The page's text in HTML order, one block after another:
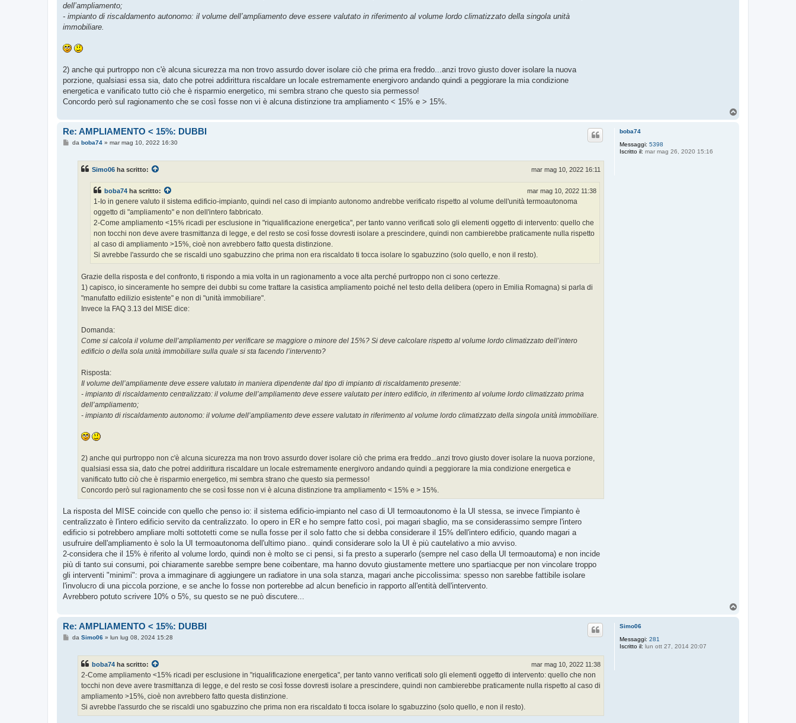
dell’ampliamento;
- impianto di riscaldamento autonomo: il volume dell’ampliamento deve essere valutato in riferimento al volume lordo climatizzato della singola unità
immobiliare.
2) anche qui purtroppo non c'è alcuna sicurezza ma non trovo assurdo dover isolare ciò che prima era freddo...anzi trovo giusto dover isolare la nuova
porzione, qualsiasi essa sia, dato che potrei addirittura riscaldare un locale estremamente energivoro andando quindi a peggiorare la mia condizione
energetica e vanificato tutto ciò che è risparmio energetico, mi sembra strano che questo sia permesso!
Concordo però sul ragionamento che se così fosse non vi è alcuna distinzione tra ampliamento < 15% e > 15%.
boba74
Messaggi: 5398
Iscritto il: mar mag 26, 2020 15:16
Re: AMPLIAMENTO < 15%: DUBBI
Mda boba74» mar mag 10, 2022 16:30
Simo06 ha scritto: mar mag 10, 2022 16:11
boba74 ha scritto: mar mag 10, 2022 11:38
1-Io in genere valuto il sistema edificio-impianto, quindi nel caso di impianto autonomo andrebbe verificato rispetto al volume dell'unità termoautonoma
oggetto di "ampliamento" e non dell'intero fabbricato.
2-Come ampliamento <15% ricadi per esclusione in "riqualificazione energetica", per tanto vanno verificati solo gli elementi oggetto di intervento: quello che
non tocchi non deve avere trasmittanza di legge, e del resto se così fosse dovresti isolare a prescindere, quindi non cambierebbe praticamente nulla rispetto
al caso di ampliamento >15%, cioè non avrebbero fatto questa distinzione.
Si avrebbe l'assurdo che se riscaldi uno sgabuzzino che prima non era riscaldato ti tocca isolare lo sgabuzzino (solo quello, e non il resto).
Grazie della risposta e del confronto, ti rispondo a mia volta in un ragionamento a voce alta perché purtroppo non ci sono certezze.
1) capisco, io sinceramente ho sempre dei dubbi su come trattare la casistica ampliamento poiché nel testo della delibera (opero in Emilia Romagna) si parla di
"manufatto edilizio esistente" e non di "unità immobiliare".
Invece la FAQ 3.13 del MISE dice:
Domanda:
Come si calcola il volume dell’ampliamento per verificare se maggiore o minore del 15%? Si deve calcolare rispetto al volume lordo climatizzato dell’intero
edificio o della sola unità immobiliare sulla quale si sta facendo l’intervento?
Risposta:
Il volume dell’ampliamente deve essere valutato in maniera dipendente dal tipo di impianto di riscaldamento presente:
- impianto di riscaldamento centralizzato: il volume dell’ampliamento deve essere valutato per intero edificio, in riferimento al volume lordo climatizzato prima
dell’ampliamento;
- impianto di riscaldamento autonomo: il volume dell’ampliamento deve essere valutato in riferimento al volume lordo climatizzato della singola unità immobiliare.
2) anche qui purtroppo non c'è alcuna sicurezza ma non trovo assurdo dover isolare ciò che prima era freddo...anzi trovo giusto dover isolare la nuova porzione,
qualsiasi essa sia, dato che potrei addirittura riscaldare un locale estremamente energivoro andando quindi a peggiorare la mia condizione energetica e
vanificato tutto ciò che è risparmio energetico, mi sembra strano che questo sia permesso!
Concordo però sul ragionamento che se così fosse non vi è alcuna distinzione tra ampliamento < 15% e > 15%.
La risposta del MISE coincide con quello che penso io: il sistema edificio-impianto nel caso di UI termoautonomo è la UI stessa, se invece l'impianto è
centralizzato è l'intero edificio servito da centralizzato. Io opero in ER e ho sempre fatto così, poi magari sbaglio, ma se considerassimo sempre l'intero
edificio si potrebbero ampliare molti sottotetti come se nulla fosse per il solo fatto che si debba considerare il 15% dell'intero edificio, quando magari a
usufruire dell'ampliamento è solo la UI termoautonoma dell'ultimo piano.. quindi considerare solo la UI è più cautelativo a mio avviso.
2-considera che il 15% è riferito al volume lordo, quindi non è molto se ci pensi, si fa presto a superarlo (sempre nel caso della UI termoautoma) e non incide
più di tanto sui consumi, poi chiaramente sarebbe sempre bene coibentare, ma hanno dovuto giustamente mettere uno spartiacque per non vincolare troppo
gli interventi "minimi": prova a immaginare di aggiungere un radiatore in una sola stanza, magari anche piccolissima: spesso non sarebbe fattibile isolare
l'involucro di una piccola porzione, e se anche lo fosse non porterebbe ad alcun beneficio in rapporto all'entità dell'intervento.
Avrebbero potuto scrivere 10% o 5%, su questo se ne può discutere...
Simo06
Messaggi: 281
Iscritto il: lun ott 27, 2014 20:07
Re: AMPLIAMENTO < 15%: DUBBI
Mda Simo06» lun lug 08, 2024 15:28
boba74 ha scritto: mar mag 10, 2022 11:38
2-Come ampliamento <15% ricadi per esclusione in "riqualificazione energetica", per tanto vanno verificati solo gli elementi oggetto di intervento: quello che non
tocchi non deve avere trasmittanza di legge, e del resto se così fosse dovresti isolare a prescindere, quindi non cambierebbe praticamente nulla rispetto al caso di
ampliamento >15%, cioè non avrebbero fatto questa distinzione.
Si avrebbe l'assurdo che se riscaldi uno sgabuzzino che prima non era riscaldato ti tocca isolare lo sgabuzzino (solo quello, e non il resto).